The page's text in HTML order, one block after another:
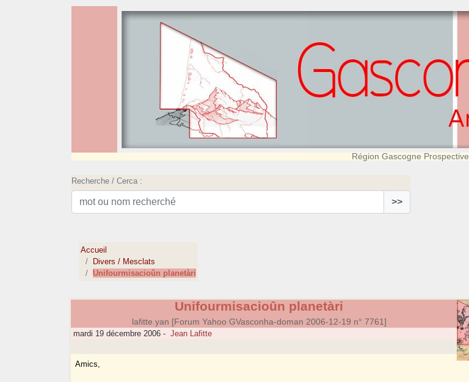
Région Gascogne Prospective
Recherche / Cerca :
>>
Accueil
Divers / Mesclats
Unifourmisacioûn planetàri
Unifourmisacioûn planetàri
lafitte.yan [Forum Yahoo GVasconha-doman 2006-12-19 n° 7761]
mardi 19 décembre 2006 - Jean Lafitte
Amics,